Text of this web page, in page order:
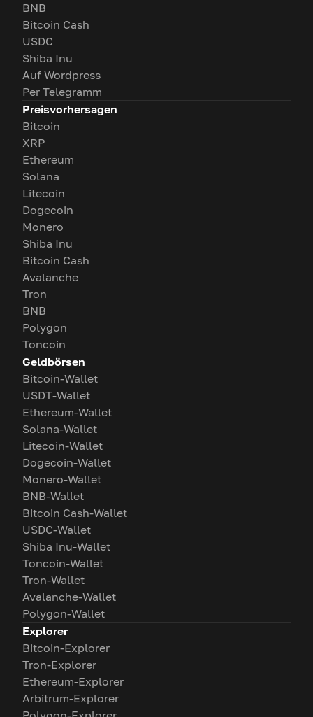
BNB
Bitcoin Cash
USDC
Shiba Inu
Auf Wordpress
Per Telegramm
Preisvorhersagen
Bitcoin
XRP
Ethereum
Solana
Litecoin
Dogecoin
Monero
Shiba Inu
Bitcoin Cash
Avalanche
Tron
BNB
Polygon
Toncoin
Geldbörsen
Bitcoin-Wallet
USDT-Wallet
Ethereum-Wallet
Solana-Wallet
Litecoin-Wallet
Dogecoin-Wallet
Monero-Wallet
BNB-Wallet
Bitcoin Cash-Wallet
USDC-Wallet
Shiba Inu-Wallet
Toncoin-Wallet
Tron-Wallet
Avalanche-Wallet
Polygon-Wallet
Explorer
Bitcoin-Explorer
Tron-Explorer
Ethereum-Explorer
Arbitrum-Explorer